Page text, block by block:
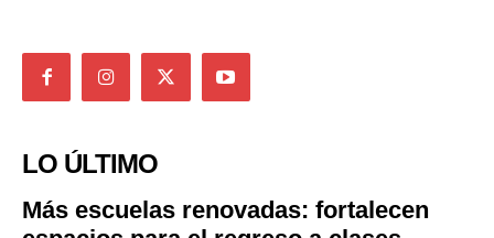
LO ÚLTIMO
Más escuelas renovadas: fortalecen